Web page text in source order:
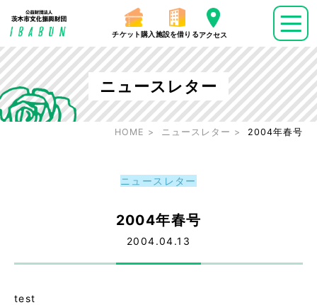
チケット購入 施設を借りるアクセス
ニュースレター
HOME ニュースレター 2004年春号
ニュースレター
2004年春号
2004.04.13
test